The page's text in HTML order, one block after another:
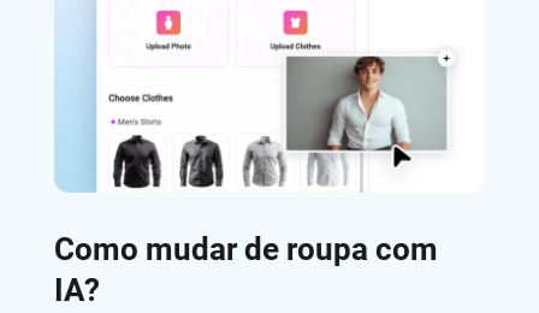
Como mudar de roupa com
IA?